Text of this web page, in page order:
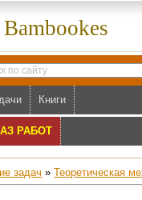
Книги
РАБОТ
задач »Теоретическая